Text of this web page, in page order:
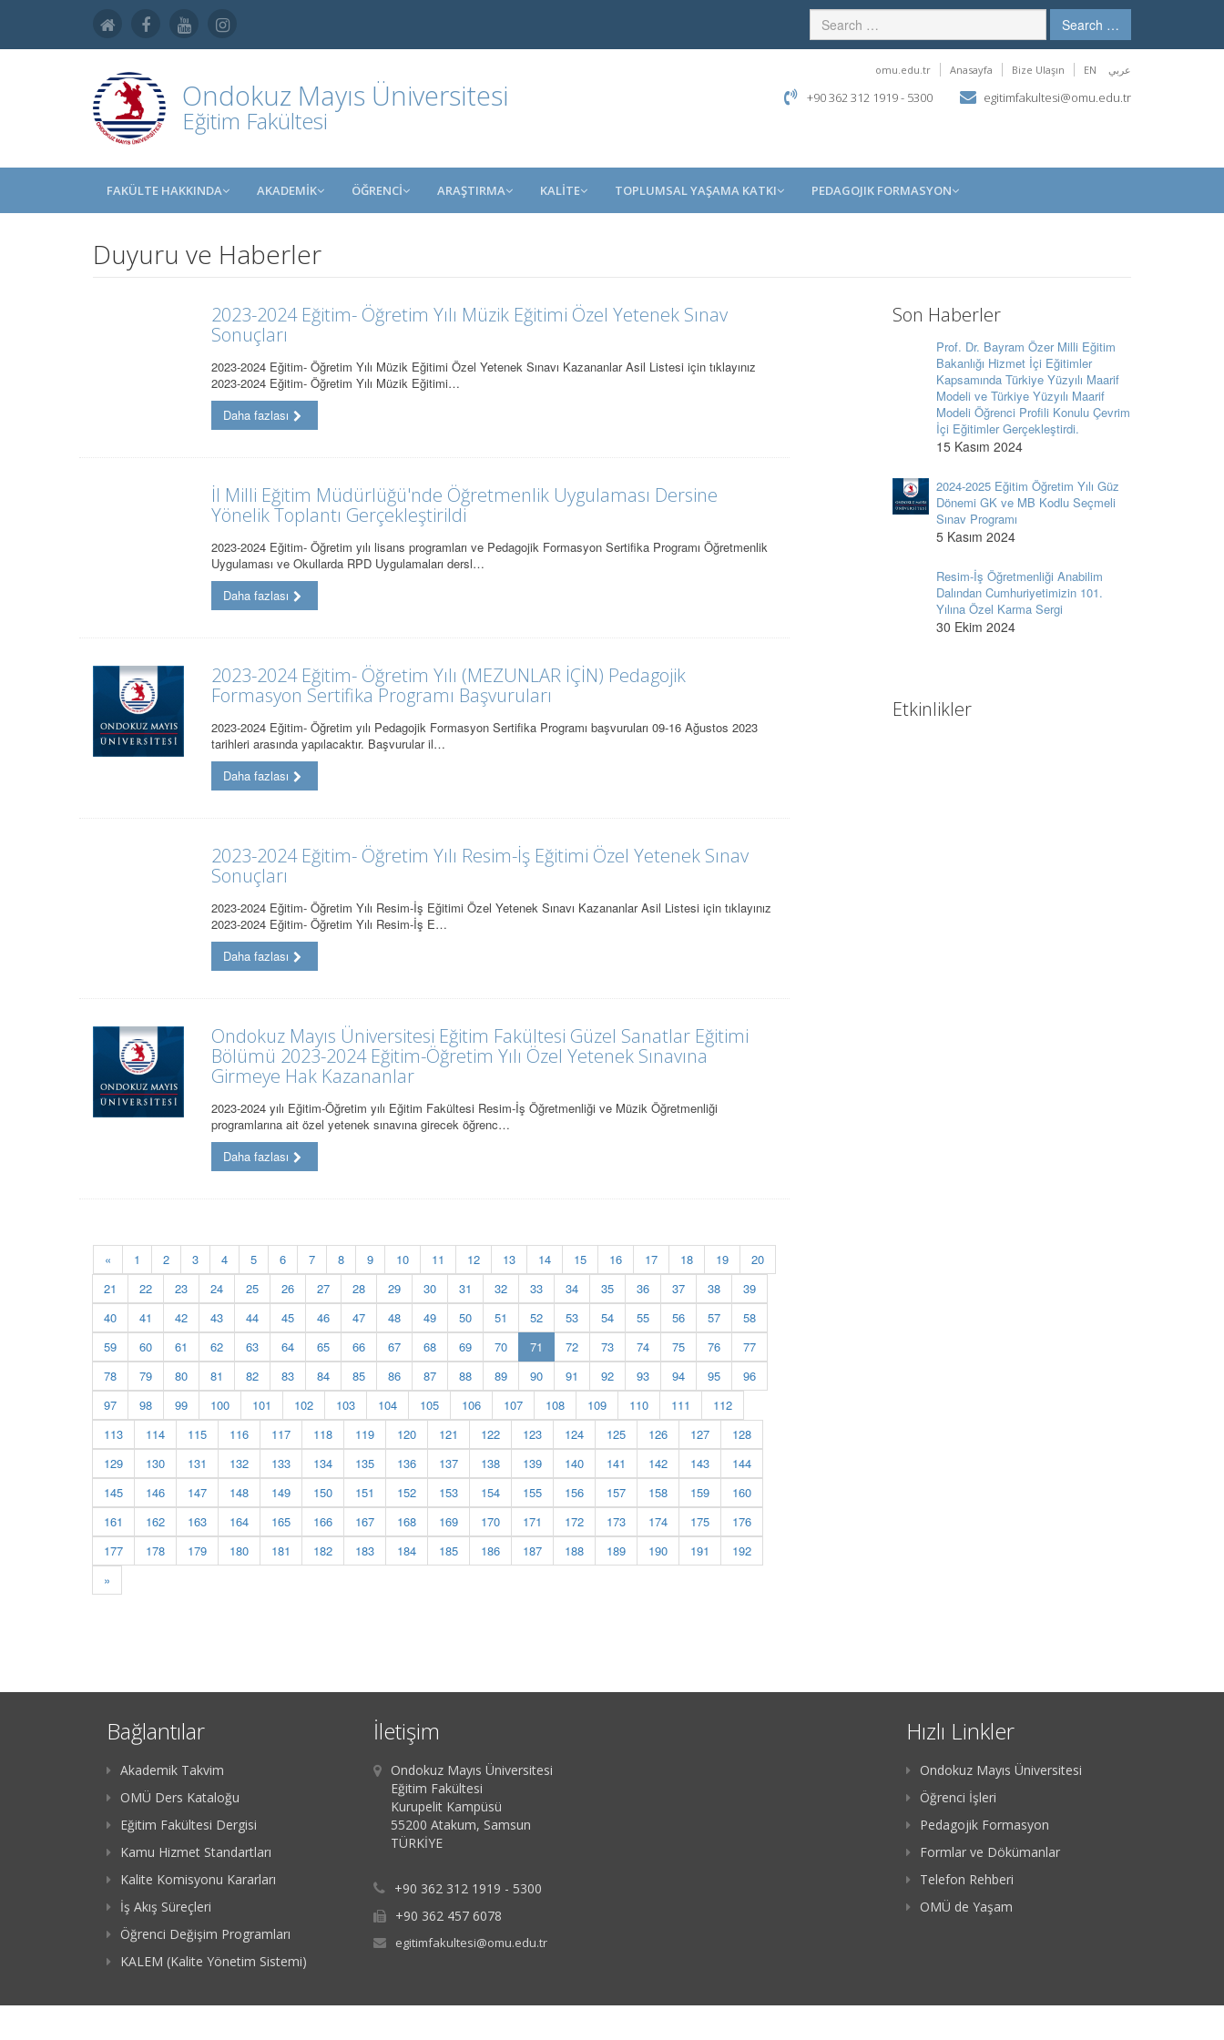
Search …
Ondokuz Mayıs Üniversitesi
Eğitim Fakültesi
omu.edu.tr Anasayfa Bize Ulaşın EN عربي
+90 362 312 1919 - 5300 egitimfakultesi@omu.edu.tr
FAKÜLTE HAKKINDA AKADEMİK ÖĞRENCİ ARAŞTIRMA KALİTE TOPLUMSAL YAŞAMA KATKI PEDAGOJIK FORMASYON
Duyuru ve Haberler
2023-2024 Eğitim- Öğretim Yılı Müzik Eğitimi Özel Yetenek Sınav
Sonuçları
2023-2024 Eğitim- Öğretim Yılı Müzik Eğitimi Özel Yetenek Sınavı Kazananlar Asil Listesi için tıklayınız
2023-2024 Eğitim- Öğretim Yılı Müzik Eğitimi…
Daha fazlası
İl Milli Eğitim Müdürlüğü'nde Öğretmenlik Uygulaması Dersine
Yönelik Toplantı Gerçekleştirildi
2023-2024 Eğitim- Öğretim yılı lisans programları ve Pedagojik Formasyon Sertifika Programı Öğretmenlik
Uygulaması ve Okullarda RPD Uygulamaları dersl…
Daha fazlası
2023-2024 Eğitim- Öğretim Yılı (MEZUNLAR İÇİN) Pedagojik
Formasyon Sertifika Programı Başvuruları
2023-2024 Eğitim- Öğretim yılı Pedagojik Formasyon Sertifika Programı başvuruları 09-16 Ağustos 2023
tarihleri arasında yapılacaktır. Başvurular il…
Daha fazlası
2023-2024 Eğitim- Öğretim Yılı Resim-İş Eğitimi Özel Yetenek Sınav
Sonuçları
2023-2024 Eğitim- Öğretim Yılı Resim-İş Eğitimi Özel Yetenek Sınavı Kazananlar Asil Listesi için tıklayınız
2023-2024 Eğitim- Öğretim Yılı Resim-İş E…
Daha fazlası
Ondokuz Mayıs Üniversitesi Eğitim Fakültesi Güzel Sanatlar Eğitimi
Bölümü 2023-2024 Eğitim-Öğretim Yılı Özel Yetenek Sınavına
Girmeye Hak Kazananlar
2023-2024 yılı Eğitim-Öğretim yılı Eğitim Fakültesi Resim-İş Öğretmenliği ve Müzik Öğretmenliği
programlarına ait özel yetenek sınavına girecek öğrenc…
Daha fazlası
« 1 2 3 4 5 6 7 8 9 10 11 12 13 14 15 16 17 18 19
20
21
22 23 24 25 26 27 28 29 30 31 32 33 34 35 36 37 38
39
40
41 42 43 44 45 46 47 48 49 50 51 52 53 54 55 56 57
58
59
60 61 62 63 64 65 66 67 68 69 70 71 (current)
72 73 74 75 76
77
78
79 80 81 82 83 84 85 86 87 88 89 90 91 92 93 94 95
96
97
98 99 100 101 102 103 104 105 106 107 108 109 110 111
112
113
114 115 116 117 118 119 120 121 122 123 124 125 126 127
128
129
130 131 132 133 134 135 136 137 138 139 140 141 142 143
144
145
146 147 148 149 150 151 152 153 154 155 156 157 158 159
160
161
162 163 164 165 166 167 168 169 170 171 172 173 174 175
176
177
178 179 180 181 182 183 184 185 186 187 188 189 190 191
192
»
Son Haberler
Prof. Dr. Bayram Özer Milli Eğitim
Bakanlığı Hizmet İçi Eğitimler
Kapsamında Türkiye Yüzyılı Maarif
Modeli ve Türkiye Yüzyılı Maarif
Modeli Öğrenci Profili Konulu Çevrim
İçi Eğitimler Gerçekleştirdi.
15 Kasım 2024
2024-2025 Eğitim Öğretim Yılı Güz
Dönemi GK ve MB Kodlu Seçmeli
Sınav Programı
5 Kasım 2024
Resim-İş Öğretmenliği Anabilim
Dalından Cumhuriyetimizin 101.
Yılına Özel Karma Sergi
30 Ekim 2024
Etkinlikler
Bağlantılar
Akademik Takvim
OMÜ Ders Kataloğu
Eğitim Fakültesi Dergisi
Kamu Hizmet Standartları
Kalite Komisyonu Kararları
İş Akış Süreçleri
Öğrenci Değişim Programları
KALEM (Kalite Yönetim Sistemi)
İletişim
Ondokuz Mayıs Üniversitesi
Eğitim Fakültesi
Kurupelit Kampüsü
55200 Atakum, Samsun
TÜRKİYE
+90 362 312 1919 - 5300
+90 362 457 6078
egitimfakultesi@omu.edu.tr
Hızlı Linkler
Ondokuz Mayıs Üniversitesi
Öğrenci İşleri
Pedagojik Formasyon
Formlar ve Dökümanlar
Telefon Rehberi
OMÜ de Yaşam